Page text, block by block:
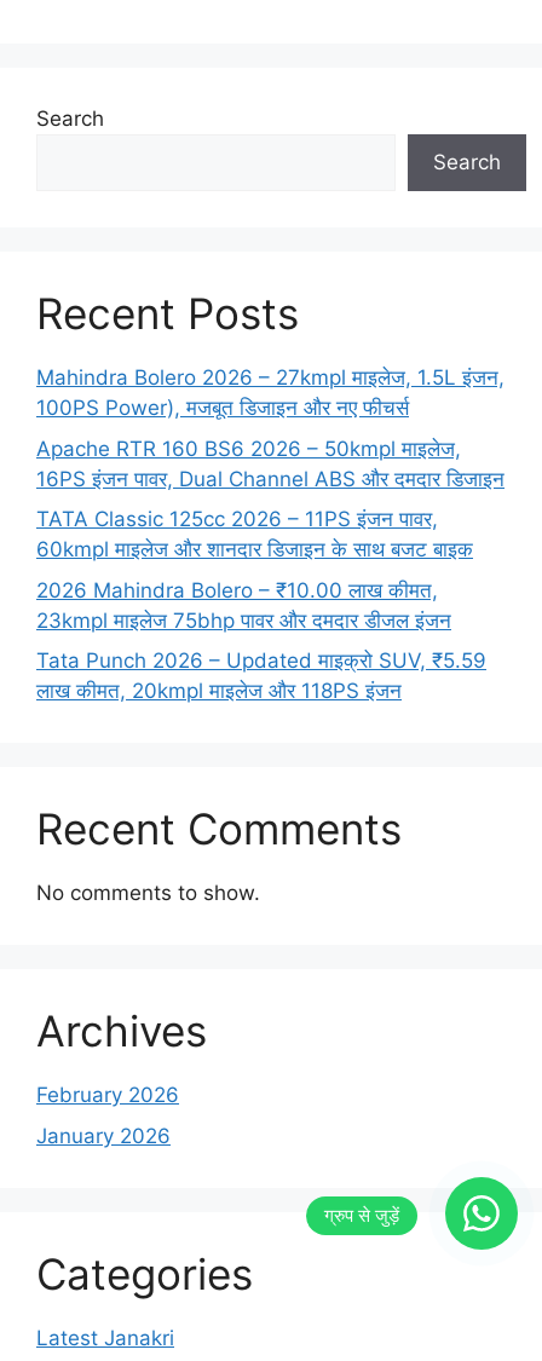
Search
Search
Recent Posts
Mahindra Bolero 2026 – 27kmpl माइलेज, 1.5L इंजन,
100PS Power), मजबूत डिजाइन और नए फीचर्स
Apache RTR 160 BS6 2026 – 50kmpl माइलेज,
16PS इंजन पावर, Dual Channel ABS और दमदार डिजाइन
TATA Classic 125cc 2026 – 11PS इंजन पावर,
60kmpl माइलेज और शानदार डिजाइन के साथ बजट बाइक
2026 Mahindra Bolero – ₹10.00 लाख कीमत,
23kmpl माइलेज 75bhp पावर और दमदार डीजल इंजन
Tata Punch 2026 – Updated माइक्रो SUV, ₹5.59
लाख कीमत, 20kmpl माइलेज और 118PS इंजन
Recent Comments
No comments to show.
Archives
February 2026
January 2026
Categories
Latest Janakri